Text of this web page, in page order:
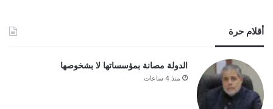
أقلام حرة
الدولة مصانة بمؤسساتها لا بشخوصها
منذ 4 ساعات